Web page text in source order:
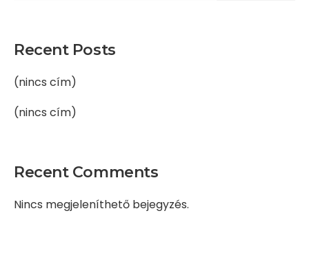
Recent Posts
(nincs cím)
(nincs cím)
Recent Comments
Nincs megjeleníthető bejegyzés.